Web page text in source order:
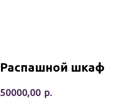
Распашной шкаф
50000,00 р.